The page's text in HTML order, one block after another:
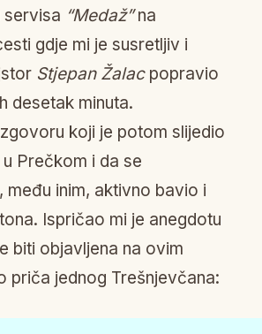
servisa “Medaž”na
gdje mi je susretljiv i
Stjepan Žalacpopravio
desetak minuta.
koji je potom slijedio
Prečkom i da se
inim, aktivno bavio i
Ispričao mi je anegdotu
biti objavljena na ovim
priča jednog Trešnjevčana: